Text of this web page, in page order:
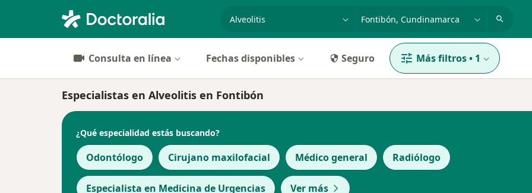
especialidad, enfermedad o nombre
p. ej. Bogotá
Consulta en línea Fechas disponibles Seguro Más filtros• 1
Especialistas en Alveolitis en Fontibón
¿Qué especialidad estás buscando?
Odontólogo Cirujano maxilofacial Médico general Radiólogo
Especialista en Medicina de Urgencias Ver más